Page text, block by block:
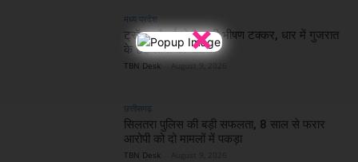
×
मध्य प्रदेश
ट्रॉला और ईको वैन की भीषण टक्कर, धार में गुजरात
के छह लोगों की मौत
TBN Desk August 9, 2026
छत्तीसगढ़
सिलतरा पुलिस की बड़ी सफलता, 8 साल से फरार
आरोपी को दो मामलों में पकड़ा
TBN Desk